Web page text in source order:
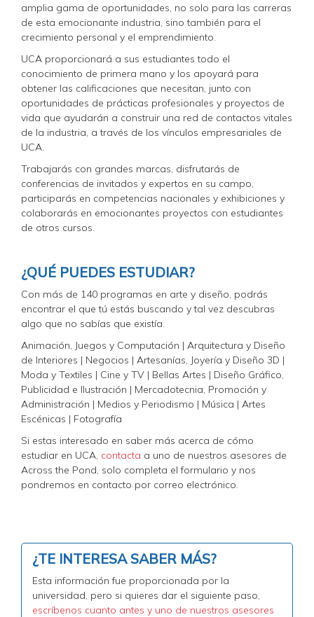
amplia gama de oportunidades, no solo para las carreras
de esta emocionante industria, sino también para el
crecimiento personal y el emprendimiento.
UCA proporcionará a sus estudiantes todo el
conocimiento de primera mano y los apoyará para
obtener las calificaciones que necesitan, junto con
oportunidades de prácticas profesionales y proyectos de
vida que ayudarán a construir una red de contactos vitales
de la industria, a través de los vínculos empresariales de
UCA.
Trabajarás con grandes marcas, disfrutarás de
conferencias de invitados y expertos en su campo,
participarás en competencias nacionales y exhibiciones y
colaborarás en emocionantes proyectos con estudiantes
de otros cursos.
¿QUÉ PUEDES ESTUDIAR?
Con más de 140 programas en arte y diseño, podrás
encontrar el que tú estás buscando y tal vez descubras
algo que no sabías que existía.
Animación, Juegos y Computación | Arquitectura y Diseño
de Interiores | Negocios | Artesanías, Joyería y Diseño 3D |
Moda y Textiles | Cine y TV | Bellas Artes | Diseño Gráfico,
Publicidad e Ilustración | Mercadotecnia, Promoción y
Administración | Medios y Periodismo | Música | Artes
Escénicas | Fotografía
Si estas interesado en saber más acerca de cómo
estudiar en UCA, contacta a uno de nuestros asesores de
Across the Pond, solo completa el formulario y nos
pondremos en contacto por correo electrónico.
¿TE INTERESA SABER MÁS?
Esta información fue proporcionada por la
universidad, pero si quieres dar el siguiente paso,
escríbenos cuanto antes y uno de nuestros asesores